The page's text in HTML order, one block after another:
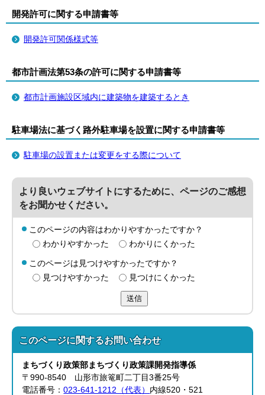
開発許可に関する申請書等
開発許可関係様式等
都市計画法第53条の許可に関する申請書等
都市計画施設区域内に建築物を建築するとき
駐車場法に基づく路外駐車場を設置に関する申請書等
駐車場の設置または変更をする際について
より良いウェブサイトにするために、ページのご感想
をお聞かせください。
このページの内容はわかりやすかったですか？
わかりやすかった
わかりにくかった
このページは見つけやすかったですか？
見つけやすかった
見つけにくかった
送信
このページに関するお問い合わせ
まちづくり政策部 まちづくり政策課開発指導係
〒990-8540 山形市旅篭町二丁目3番25号
電話番号：023-641-1212（代表） 内線520・521